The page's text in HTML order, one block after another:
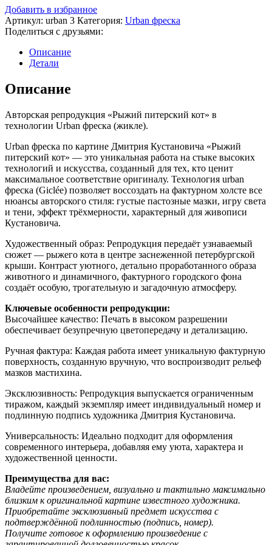
Добавить в избранное
Артикул: urban 3 Категория: Urban фреска
Поделиться с друзьями:
Описание
Детали
Описание
Авторская репродукция «Рыжий питерский кот» в
технологии Urban фреска (жикле).
Urban фреска по картине Дмитрия Кустановича «Рыжий
питерский кот» — это уникальная работа на стыке высоких
технологий и искусства, созданный для тех, кто ценит
максимальное соответствие оригиналу. Технология urban
фреска (Giclée) позволяет воссоздать на фактурном холсте все
нюансы авторского стиля: густые пастозные мазки, игру света
и тени, эффект трёхмерности, характерный для живописи
Кустановича.
Художественный образ: Репродукция передаёт узнаваемый
сюжет — рыжего кота в центре заснеженной петербургской
крыши. Контраст уютного, детально проработанного образа
животного и динамичного, фактурного городского фона
создаёт особую, трогательную и загадочную атмосферу.
Ключевые особенности репродукции:
Высочайшее качество: Печать в высоком разрешении
обеспечивает безупречную цветопередачу и детализацию.
Ручная фактура: Каждая работа имеет уникальную фактурную
поверхность, созданную вручную, что воспроизводит рельеф
мазков мастихина.
Эксклюзивность: Репродукция выпускается ограниченным
тиражом, каждый экземпляр имеет индивидуальный номер и
подлинную подпись художника Дмитрия Кустановича.
Универсальность: Идеально подходит для оформления
современного интерьера, добавляя ему уюта, характера и
художественной ценности.
Преимущества для вас:
Владейте произведением, визуально и тактильно максимально
близким к оригинальной картине известного художника.
Приобретайте эксклюзивный предмет искусства с
подтверждённой подлинностью (подпись, номер).
Получите готовое к оформлению произведение с